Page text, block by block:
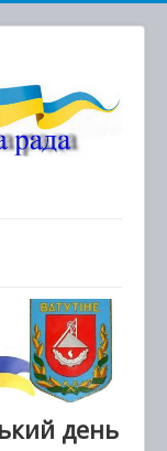
день